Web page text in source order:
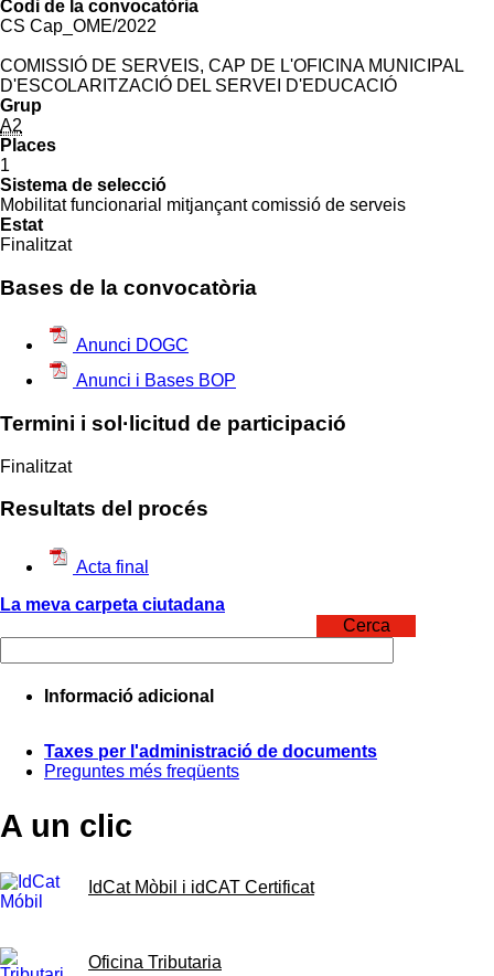
Codi de la convocatòria
CS Cap_OME/2022
COMISSIÓ DE SERVEIS, CAP DE L'OFICINA MUNICIPAL
D'ESCOLARITZACIÓ DEL SERVEI D'EDUCACIÓ
Grup
A2
Places
1
Sistema de selecció
Mobilitat funcionarial mitjançant comissió de serveis
Estat
Finalitzat
Bases de la convocatòria
Anunci DOGC
Anunci i Bases BOP
Termini i sol·licitud de participació
Finalitzat
Resultats del procés
Acta final
La meva carpeta ciutadana
Cerca
Informació adicional
Taxes per l'administració de documents
Preguntes més freqüents
A un clic
IdCat Mòbil i idCAT Certificat
Oficina Tributaria